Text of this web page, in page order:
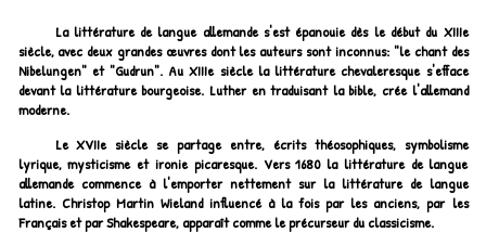
La littérature de langue allemande s'est épanouie dès le début du XIIIe
siècle, avec deux grandes œuvres dont les auteurs sont inconnus: "le chant des
Nibelungen" et "Gudrun". Au XIIIe siècle la littérature chevaleresque s'efface
devant la littérature bourgeoise. Luther en traduisant la bible, crée l'allemand
moderne.
Le XVIIe siècle se partage entre, écrits théosophiques, symbolisme
lyrique, mysticisme et ironie picaresque. Vers 1680 la littérature de langue
allemande commence à l'emporter nettement sur la littérature de langue
latine. Christop Martin Wieland influencé à la fois par les anciens, par les
Français et par Shakespeare, apparaît comme le précurseur du classicisme.